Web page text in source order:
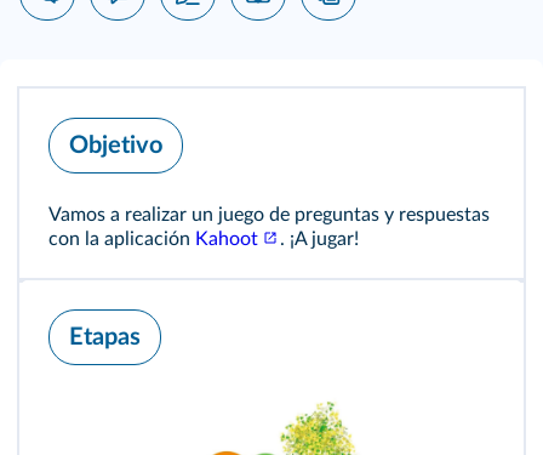
Objetivo
Vamos a realizar un juego de preguntas y respuestas
con la aplicación Kahoot . ¡A jugar!
Etapas